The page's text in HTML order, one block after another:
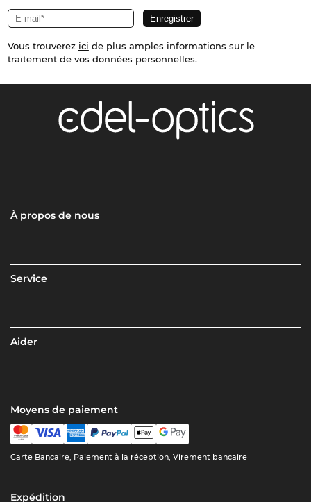
Vous trouverez ici de plus amples informations sur le
traitement de vos données personnelles.
À propos de nous
Service
Aider
Moyens de paiement
Carte Bancaire, Paiement à la réception, Virement bancaire
Expédition